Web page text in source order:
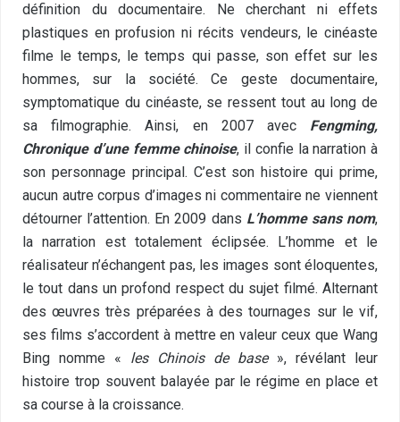
définition du documentaire. Ne cherchant ni effets
plastiques en profusion ni récits vendeurs, le cinéaste
filme le temps, le temps qui passe, son effet sur les
hommes, sur la société. Ce geste documentaire,
symptomatique du cinéaste, se ressent tout au long de
sa filmographie. Ainsi, en 2007 avec Fengming,
Chronique d’une femme chinoise, il confie la narration à
son personnage principal. C’est son histoire qui prime,
aucun autre corpus d’images ni commentaire ne viennent
détourner l’attention. En 2009 dans L’homme sans nom,
la narration est totalement éclipsée. L’homme et le
réalisateur n’échangent pas, les images sont éloquentes,
le tout dans un profond respect du sujet filmé. Alternant
des œuvres très préparées à des tournages sur le vif,
ses films s’accordent à mettre en valeur ceux que Wang
Bing nomme « les Chinois de base», révélant leur
histoire trop souvent balayée par le régime en place et
sa course à la croissance.